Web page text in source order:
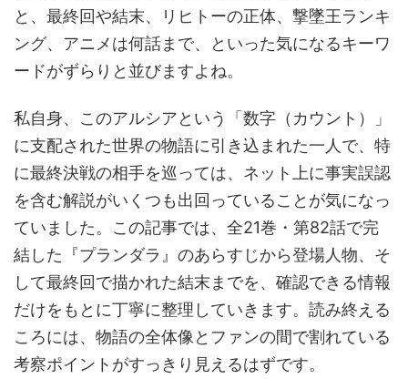
と、最終回や結末、リヒトーの正体、撃墜王ランキ
ング、アニメは何話まで、といった気になるキーワ
ードがずらりと並びますよね。
私自身、このアルシアという「数字（カウント）」
に支配された世界の物語に引き込まれた一人で、特
に最終決戦の相手を巡っては、ネット上に事実誤認
を含む解説がいくつも出回っていることが気になっ
ていました。この記事では、全21巻・第82話で完
結した『プランダラ』のあらすじから登場人物、そ
して最終回で描かれた結末までを、確認できる情報
だけをもとに丁寧に整理していきます。読み終える
ころには、物語の全体像とファンの間で割れている
考察ポイントがすっきり見えるはずです。